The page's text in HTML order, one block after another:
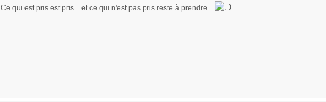
e
Ce qui est pris est pris... et ce qui n'est pas pris reste à prendre...